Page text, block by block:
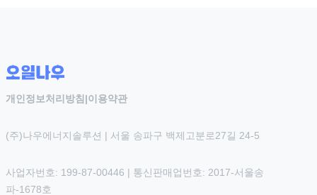
개인정보처리방침 |이용약관
(주)나우에너지솔루션 | 서울 송파구 백제고분로27길 24-5
사업자번호: 199-87-00446 | 통신판매업번호: 2017-서울송
파-1678호